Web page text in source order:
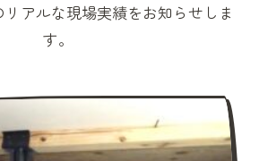
アルな現場実績をお知らせしま
す。